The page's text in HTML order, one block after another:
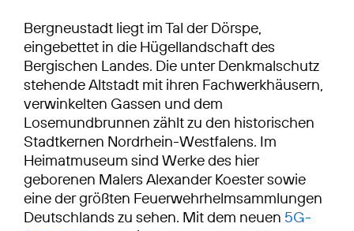
Bergneustadt liegt im Tal der Dörspe,
eingebettet in die Hügellandschaft des
Bergischen Landes. Die unter Denkmalschutz
stehende Altstadt mit ihren Fachwerkhäusern,
verwinkelten Gassen und dem
Losemundbrunnen zählt zu den historischen
Stadtkernen Nordrhein-Westfalens. Im
Heimatmuseum sind Werke des hier
geborenen Malers Alexander Koester sowie
eine der größten Feuerwehrhelmsammlungen
Deutschlands zu sehen. Mit dem neuen 5G-